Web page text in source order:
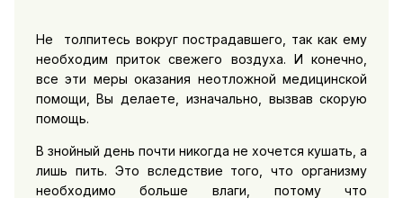
Не толпитесь вокруг пострадавшего, так как ему
необходим приток свежего воздуха. И конечно,
все эти меры оказания неотложной медицинской
помощи, Вы делаете, изначально, вызвав скорую
помощь.
В знойный день почти никогда не хочется кушать, а
лишь пить. Это вследствие того, что организму
необходимо больше влаги, потому что